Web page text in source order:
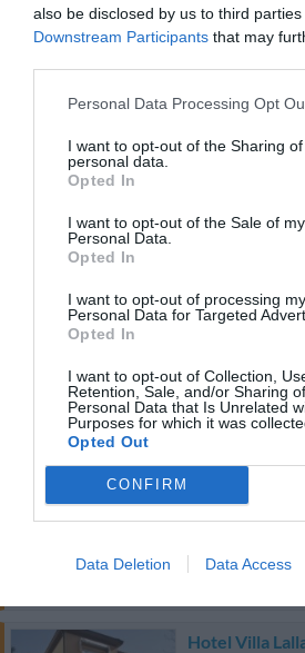
also be disclosed by us to third
Downstream Participants that may
Personal Data Processing Opt
I want to opt-out of the Sharing
personal data.
Opted In
I want to opt-out of the Sale of my
Personal Data.
Opted In
I want to opt-out of processing my
Personal Data for Targeted
Opted In
I want to opt-out of Collection,
Retention, Sale, and/or Sharing
Personal Data that Is Unrelated
Purposes for which it was
Opted Out
CONFIRM
Data Deletion Data Access
1.48 km от
Hotel Britannia
Очень
Этот отель предлагает СПЕЦИАЛЬНЫЕ
Hotel Vienna
1.55 kmот
Хорошо
Hotel Villa